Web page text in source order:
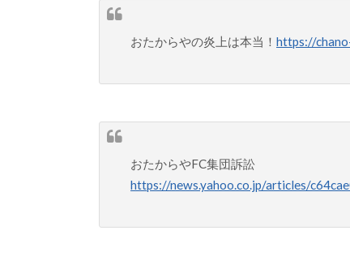
おたからやの炎上は本当！ https://
おたからやFC集団訴訟
https://news.yahoo.co.jp/articles/